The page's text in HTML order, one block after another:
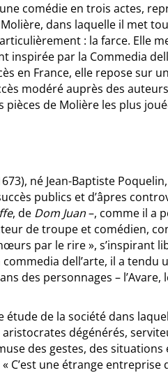
comédie en trois actes,
dans laquelle il met
: la farce. Elle
inspirée par la Commedia
en France, elle repose sur
modéré auprès des
pièces de Molière les plus
né Jean-Baptiste
publics et d’âpres
, de Dom Juan–, comme il a
de troupe et comédien,
par le rire », s’inspirant
dell’arte, il a
des personnages –
étude de la société dans
dégénérés,
des gestes, des
C’est une étrange